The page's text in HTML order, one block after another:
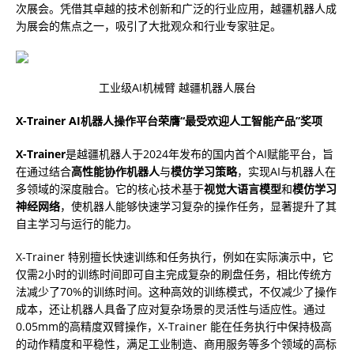
次展会。凭借其卓越的技术创新和广泛的行业应用，越疆机器人成
为展会的焦点之一，吸引了大批观众和行业专家驻足。
工业级AI机械臂 越疆机器人展台
X-Trainer AI机器人操作平台荣膺“最受欢迎人工智能产品”奖项
X-Trainer是越疆机器人于2024年发布的国内首个AI赋能平台，旨
在通过结合高性能协作机器人与模仿学习策略，实现AI与机器人在
多领域的深度融合。它的核心技术基于视觉大语言模型和模仿学习
神经网络，使机器人能够快速学习复杂的操作任务，显著提升了其
自主学习与运行的能力。
X-Trainer 特别擅长快速训练和任务执行，例如在实际演示中，它
仅需2小时的训练时间即可自主完成复杂的刷盘任务，相比传统方
法减少了70%的训练时间。这种高效的训练模式，不仅减少了操作
成本，还让机器人具备了应对复杂场景的灵活性与适应性。通过
0.05mm的高精度双臂操作，X-Trainer 能在任务执行中保持极高
的动作精度和平稳性，满足工业制造、商用服务等多个领域的高标